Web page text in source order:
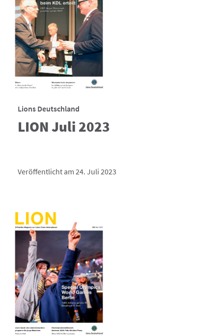
Lions Deutschland
LION Juli 2023
Veröffentlicht am 24. Juli 2023